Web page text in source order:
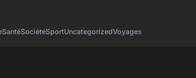
SantéSociétéSportUncategorizedVoyages